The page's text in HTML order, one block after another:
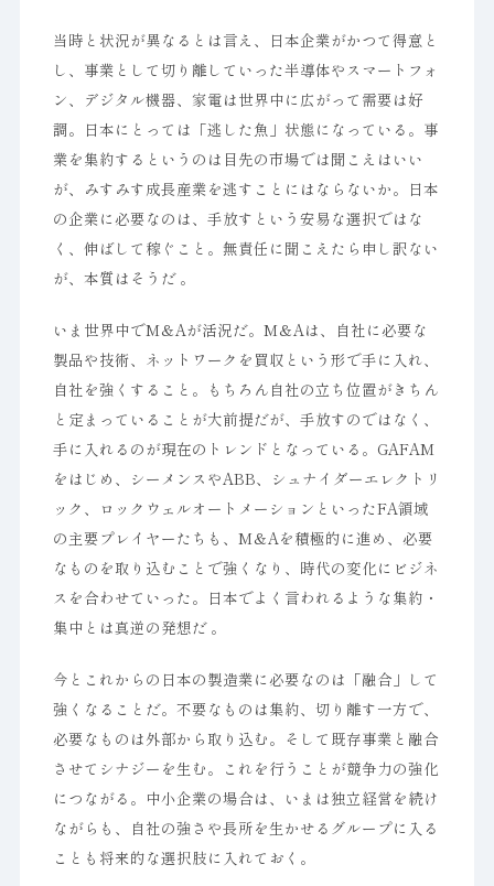
当時と状況が異なるとは言え、日本企業がかつて得意と
し、事業として切り離していった半導体やスマートフォ
ン、デジタル機器、家電は世界中に広がって需要は好
調。日本にとっては「逃した魚」状態になっている。事
業を集約するというのは目先の市場では聞こえはいい
が、みすみす成長産業を逃すことにはならないか。日本
の企業に必要なのは、手放すという安易な選択ではな
く、伸ばして稼ぐこと。無責任に聞こえたら申し訳ない
が、本質はそうだ 。
いま世界中でM＆Aが活況だ。M＆Aは、自社に必要な
製品や技術、ネットワークを買収という形で手に入れ、
自社を強くすること。もちろん自社の立ち位置がきちん
と定まっていることが大前提だが、手放すのではなく、
手に入れるのが現在のトレンドとなっている。GAFAM
をはじめ、シーメンスやABB、シュナイダーエレクトリ
ック、ロックウェルオートメーションといったFA領域
の主要プレイヤーたちも、M＆Aを積極的に進め、必要
なものを取り込むことで強くなり、時代の変化にビジネ
スを合わせていった。日本でよく言われるような集約・
集中とは真逆の発想だ 。
今とこれからの日本の製造業に必要なのは「融合」して
強くなることだ。不要なものは集約、切り離す一方で、
必要なものは外部から取り込む。そして既存事業と融合
させてシナジーを生む。これを行うことが競争力の強化
につながる。中小企業の場合は、いまは独立経営を続け
ながらも、自社の強さや長所を生かせるグループに入る
ことも将来的な選択肢に入れておく。